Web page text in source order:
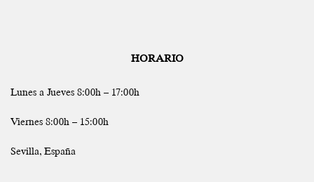
HORARIO
Lunes a Jueves 8:00h – 17:00h
Viernes 8:00h – 15:00h
Sevilla, España